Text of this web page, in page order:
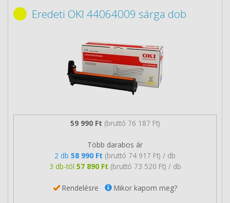
Eredeti OKI 44064009 sárga dob
59 990 Ft (bruttó 76 187 Ft)
Több darabos ár
2 db 58 990 Ft (bruttó 74 917 Ft) / db
3 db-tól 57 890 Ft (bruttó 73 520 Ft) / db
Rendelésre Mikor kapom meg?